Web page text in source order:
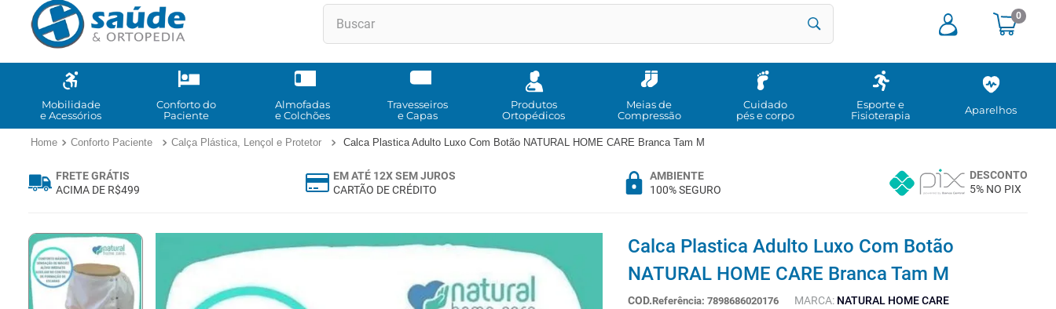
0
Mobilidade
e Acessórios
Conforto do
Paciente
Almofadas
e Colchões
Travesseiros
e Capas
Produtos
Ortopédicos
Meias de
Compressão
Cuidado
pés e corpo
Esporte e
Fisioterapia
Aparelhos
Conforto Paciente Calça Plástica, Lençol e Protetor Calca Plastica Adulto Luxo Com Botão NATURAL HOME CARE Branca Tam M
FRETE GRÁTIS
ACIMA DE R$499
EM ATÉ 12X SEM JUROS
CARTÃO DE CRÉDITO
AMBIENTE
100% SEGURO
DESCONTO
5% NO PIX
Calca Plastica Adulto Luxo Com Botão
NATURAL HOME CARE Branca Tam M
Referência:7898686020176 MARCA: NATURAL HOME CARE
TERMOS MAIS BUSCADOS
andadores
meia compressao
3º
cadeira rodas
5º
andador
7º
cadeira rodas agile
cadeira higienica